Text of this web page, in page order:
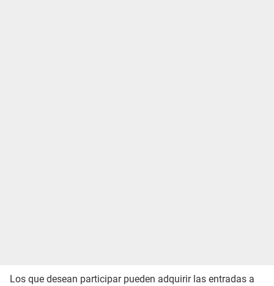
Los que desean participar pueden adquirir las entradas a